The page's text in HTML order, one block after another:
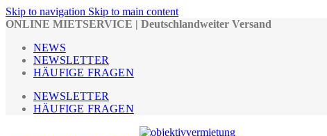
Skip to navigation Skip to main content
ONLINE MIETSERVICE | Deutschlandweiter Versand
NEWS
NEWSLETTER
HÄUFIGE FRAGEN
NEWSLETTER
HÄUFIGE FRAGEN